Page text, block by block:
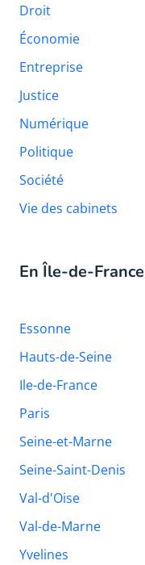
Droit
Économie
Entreprise
Justice
Numérique
Politique
Société
Vie des cabinets
En Île-de-France
Essonne
Hauts-de-Seine
Ile-de-France
Paris
Seine-et-Marne
Seine-Saint-Denis
Val-d'Oise
Val-de-Marne
Yvelines